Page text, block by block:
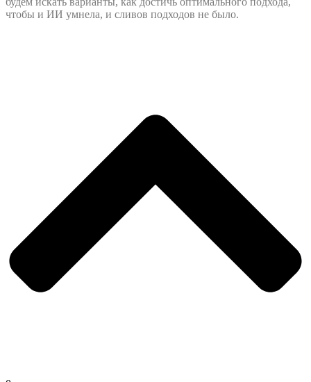
чтобы и ИИ умнела, и сливов подходов не было.